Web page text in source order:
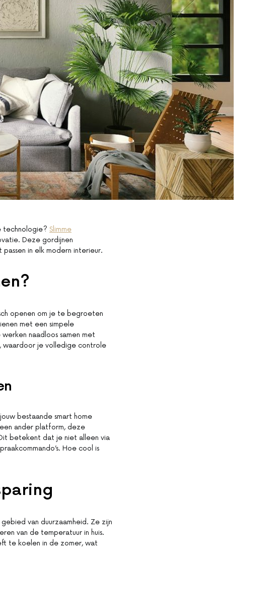
technologie? Slimme
Deze gordijnen
in elk modern interieur.
openen om je te begroeten
met een simpele
naadloos samen met
waardoor je volledige controle
bestaande smart home
ander platform, deze
betekent dat je niet alleen via
Hoe cool is
van duurzaamheid. Ze zijn
van de temperatuur in huis.
te koelen in de zomer, wat